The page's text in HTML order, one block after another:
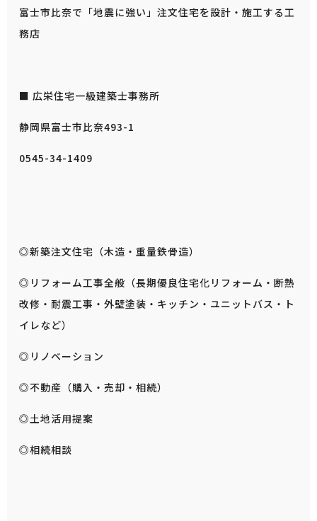
富士市比奈で「地震に強い」注文住宅を設計・施工する工
務店
■ 広栄住宅一級建築士事務所
静岡県富士市比奈493-1
0545-34-1409
◎新築注文住宅（木造・重量鉄骨造）
◎リフォーム工事全般（長期優良住宅化リフォーム・断熱
改修・耐震工事・外壁塗装・キッチン・ユニットバス・ト
イレなど）
◎リノベーション
◎不動産（購入・売却・相続）
◎土地活用提案
◎相続相談